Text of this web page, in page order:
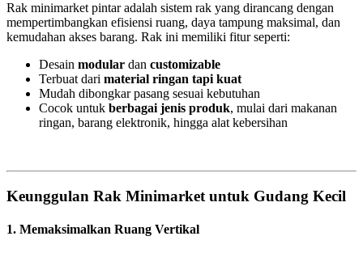
Rak minimarket pintar adalah sistem rak yang dirancang dengan
mempertimbangkan efisiensi ruang, daya tampung maksimal, dan
kemudahan akses barang. Rak ini memiliki fitur seperti:
Desain modular dan customizable
Terbuat dari material ringan tapi kuat
Mudah dibongkar pasang sesuai kebutuhan
Cocok untuk berbagai jenis produk, mulai dari makanan
ringan, barang elektronik, hingga alat kebersihan
Keunggulan Rak Minimarket untuk Gudang Kecil
1. Memaksimalkan Ruang Vertikal